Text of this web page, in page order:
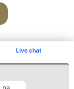
Live chat